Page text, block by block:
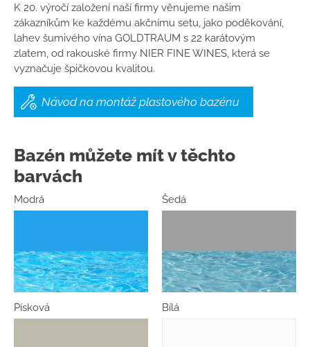
K 20. výročí založení naší firmy věnujeme našim
zákazníkům ke každému akčnímu setu, jako poděkování,
lahev šumivého vína GOLDTRAUM s 22 karátovým
zlatem, od rakouské firmy NIER FINE WINES, která se
vyznačuje špičkovou kvalitou.
Návod na montáž plastového bazénu
Bazén můžete mít v těchto
barvách
Modrá Šedá
Písková Bílá